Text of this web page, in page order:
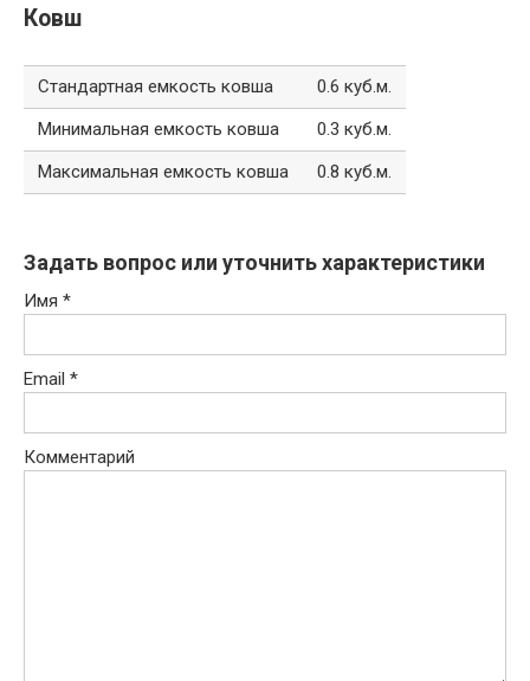
Ковш
Стандартная емкость ковша
0.6 куб.м.
Минимальная емкость ковша
0.3 куб.м.
Максимальная емкость ковша
0.8 куб.м.
Задать вопрос или уточнить характеристики
Имя *
Email *
Комментарий